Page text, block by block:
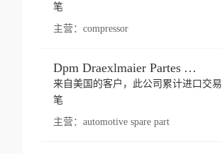
笔
主营： compressor
Dpm Draexlmaier Partes Automotrices Corr Ind Huejotzingo
来自美国的客户，此公司累计进口交易
笔
主营： automotive spare part